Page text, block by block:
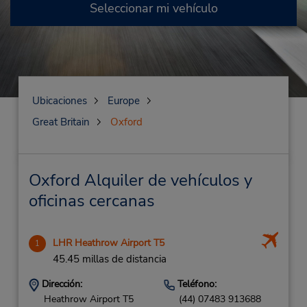
Seleccionar mi vehículo
Ubicaciones
Europe
Great Britain
Oxford
Oxford Alquiler de vehículos y
oficinas cercanas
1 LHR Heathrow Airport T5
45.45 millas de distancia
Dirección:
Heathrow Airport T5
Teléfono:
(44) 07483 913688